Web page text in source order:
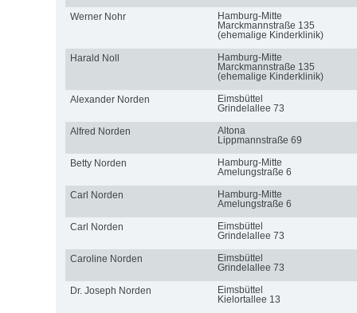
Werner Nohr
Hamburg-Mitte
Marckmannstraße 135
(ehemalige Kinderklinik)
Harald Noll
Hamburg-Mitte
Marckmannstraße 135
(ehemalige Kinderklinik)
Alexander Norden
Eimsbüttel
Grindelallee 73
Alfred Norden
Altona
Lippmannstraße 69
Betty Norden
Hamburg-Mitte
Amelungstraße 6
Carl Norden
Hamburg-Mitte
Amelungstraße 6
Carl Norden
Eimsbüttel
Grindelallee 73
Caroline Norden
Eimsbüttel
Grindelallee 73
Dr. Joseph Norden
Eimsbüttel
Kielortallee 13